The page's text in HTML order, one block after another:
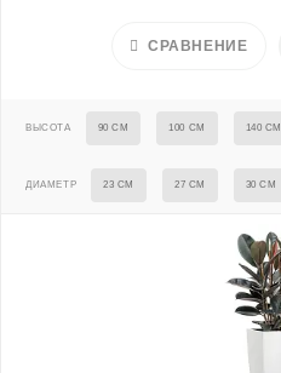
СРАВНЕНИЕ
ВЫСОТА 90 СМ 100 СМ 140 СМ
ДИАМЕТР 23 СМ 27 СМ 30 СМ